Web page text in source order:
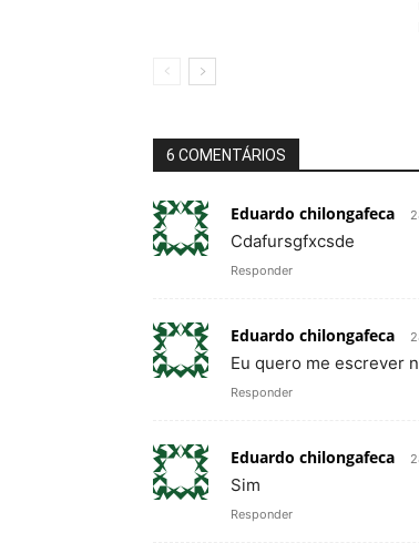
6 COMENTÁRIOS
Eduardo chilongafeca
Cdafursgfxcsde
Responder
Eduardo chilongafeca
Eu quero me escrever
Responder
Eduardo chilongafeca
Sim
Responder